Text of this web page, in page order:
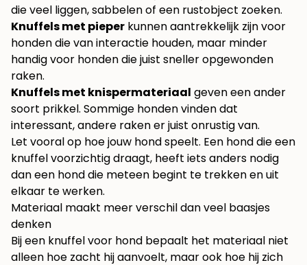
die veel liggen, sabbelen of een rustobject zoeken.
Knuffels met pieper kunnen aantrekkelijk zijn voor
honden die van interactie houden, maar minder
handig voor honden die juist sneller opgewonden
raken.
Knuffels met knispermateriaal geven een ander
soort prikkel. Sommige honden vinden dat
interessant, andere raken er juist onrustig van.
Let vooral op hoe jouw hond speelt. Een hond die een
knuffel voorzichtig draagt, heeft iets anders nodig
dan een hond die meteen begint te trekken en uit
elkaar te werken.
Materiaal maakt meer verschil dan veel baasjes
denken
Bij een knuffel voor hond bepaalt het materiaal niet
alleen hoe zacht hij aanvoelt, maar ook hoe hij zich